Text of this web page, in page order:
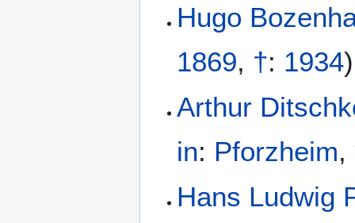
Hugo
1869, †: 1934)
Arthur
in: Pforzheim,
Hans Ludwig